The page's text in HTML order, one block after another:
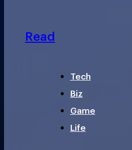
Read
Tech
Biz
Game
Life